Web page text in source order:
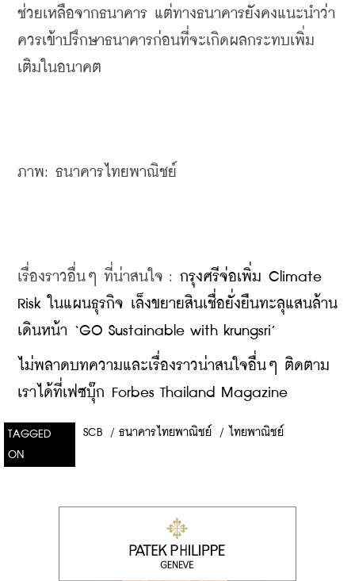
ช่วยเหลือจากธนาคาร แต่ทางธนาคารยังคงแนะนำว่า
ควรเข้าปรึกษาธนาคารก่อนที่จะเกิดผลกระทบเพิ่ม
เติมในอนาคต
ภาพ: ธนาคารไทยพาณิชย์
เรื่องราวอื่นๆ ที่น่าสนใจ : กรุงศรีจ่อเพิ่ม Climate
Risk ในแผนธุรกิจ เล็งขยายสินเชื่อยั่งยืนทะลุแสนล้าน
เดินหน้า ‘GO Sustainable with krungsri’
ไม่พลาดบทความและเรื่องราวน่าสนใจอื่นๆ ติดตาม
เราได้ที่เฟซบุ๊ก Forbes Thailand Magazine
TAGGED
ON
SCB / ธนาคารไทยพาณิชย์ / ไทยพาณิชย์